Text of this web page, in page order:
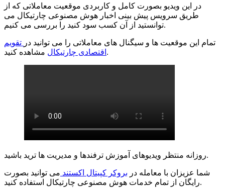
در این ویدیو بصورت کامل و کاربردی موقعیت معاملاتی که از
طریق سرویس پیش بینی اخبار هوش مصنوعی چارتیکال می
توانستید از آن کسب سود کنید را بررسی می کنیم.
تمام این موقعیت ها و سیگنال های معاملاتی را می توانید در تقویم
اقتصادی چارتیکال مشاهده کنید.
روزانه منتظر ویدیوهای آموزش ترفندها و مدیریت ها ترید باشید.
شما عزیزان با معامله در بروکر کپیتال اکستند می توانید بصورت
رایگان از تمام خدمات هوش مصنوعی چارتیکال استفاده کنید.